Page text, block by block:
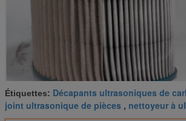
Étiquettes: Décapants ultrasoniques de
joint ultrasonique de pièces , nettoyeur à